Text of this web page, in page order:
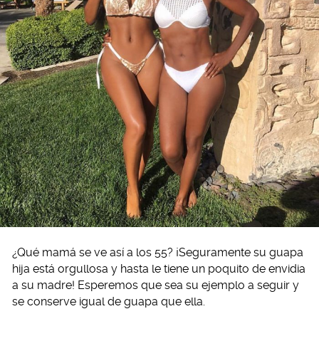
¿Qué mamá se ve así a los 55? ¡Seguramente su guapa
hija está orgullosa y hasta le tiene un poquito de envidia
a su madre! Esperemos que sea su ejemplo a seguir y
se conserve igual de guapa que ella.